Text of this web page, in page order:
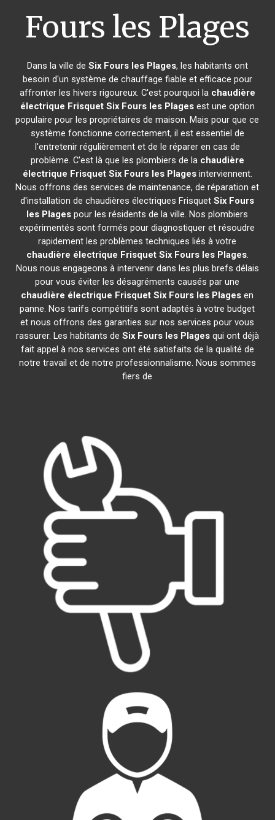
Fours les Plages
Dans la ville de Six Fours les Plages, les habitants ont
besoin d'un système de chauffage fiable et efficace pour
affronter les hivers rigoureux. C'est pourquoi la chaudière
électrique Frisquet Six Fours les Plagesest une option
populaire pour les propriétaires de maison. Mais pour que ce
système fonctionne correctement, il est essentiel de
l'entretenir régulièrement et de le réparer en cas de
problème. C'est là que les plombiers de la chaudière
électrique Frisquet Six Fours les Plagesinterviennent.
Nous offrons des services de maintenance, de réparation et
d'installation de chaudières électriques FrisquetSix Fours
les Plages pour les résidents de la ville. Nos plombiers
expérimentés sont formés pour diagnostiquer et résoudre
rapidement les problèmes techniques liés à votre
chaudière électrique Frisquet Six Fours les Plages.
Nous nous engageons à intervenir dans les plus brefs délais
pour vous éviter les désagréments causés par une
chaudière électrique Frisquet Six Fours les Plages en
panne. Nos tarifs compétitifs sont adaptés à votre budget
et nous offrons des garanties sur nos services pour vous
rassurer. Les habitants de Six Fours les Plagesqui ont déjà
fait appel à nos services ont été satisfaits de la qualité de
notre travail et de notre professionnalisme. Nous sommes
fiers de